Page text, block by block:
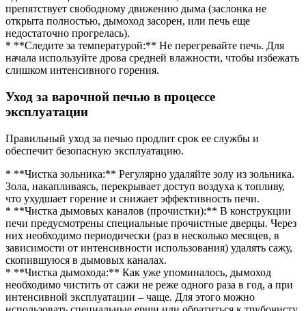
препятствует свободному движению дыма (заслонка не
открыта полностью, дымоход засорен, или печь еще
недостаточно прогрелась).
* **Следите за температурой:** Не перегревайте печь. Для
начала используйте дрова средней влажности, чтобы избежать
слишком интенсивного горения.
Уход за варочной печью в процессе
эксплуатации
Правильный уход за печью продлит срок ее службы и
обеспечит безопасную эксплуатацию.
* **Чистка зольника:** Регулярно удаляйте золу из зольника.
Зола, накапливаясь, перекрывает доступ воздуха к топливу,
что ухудшает горение и снижает эффективность печи.
* **Чистка дымовых каналов (прочистки):** В конструкции
печи предусмотрены специальные прочистные дверцы. Через
них необходимо периодически (раз в несколько месяцев, в
зависимости от интенсивности использования) удалять сажу,
скопившуюся в дымовых каналах.
* **Чистка дымохода:** Как уже упоминалось, дымоход
необходимо чистить от сажи не реже одного раза в год, а при
интенсивной эксплуатации – чаще. Для этого можно